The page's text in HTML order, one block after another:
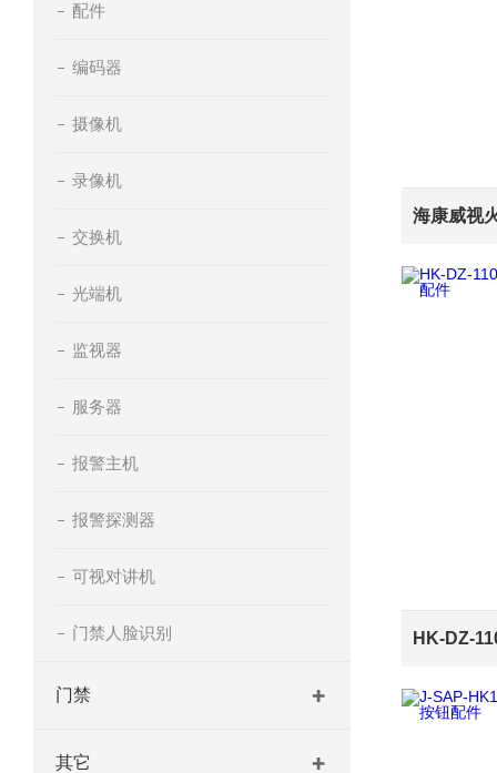
配件
编码器
摄像机
录像机
交换机
光端机
监视器
服务器
报警主机
报警探测器
可视对讲机
门禁人脸识别
门禁
其它